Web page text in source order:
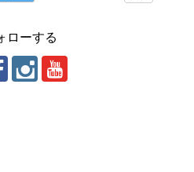
ローする